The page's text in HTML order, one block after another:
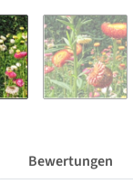
Bewertungen